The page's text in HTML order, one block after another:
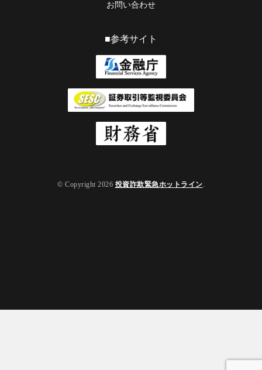
お問い合わせ
■参考サイト
© Copyright 2026 投資詐欺緊急ホットライン.